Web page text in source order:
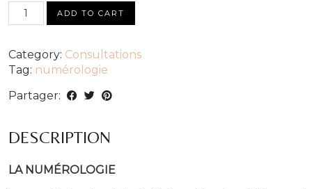
Thème
numérologique
ADD TO CART
Category: Consultations
Tag: numérologie
Partager:
DESCRIPTION
LA NUMÉROLOGIE